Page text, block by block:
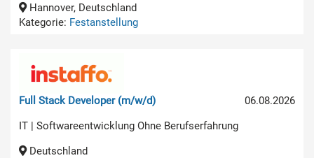
Hannover, Deutschland
Kategorie: Festanstellung
06.08.2026
Full Stack Developer (m/w/d)
IT | Softwareentwicklung Ohne Berufserfahrung
Deutschland